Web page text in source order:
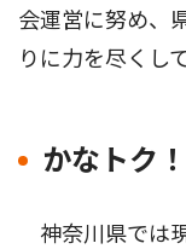
会運営に努め、
りに力を尽くし
かなトク！
神奈川県では